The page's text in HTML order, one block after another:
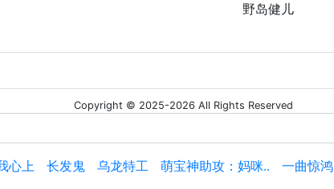
野岛健儿
Copyright © 2025-2026 All Rights Reserved
心上 长发鬼 乌龙特工 萌宝神助攻：妈咪.. 一曲惊鸿